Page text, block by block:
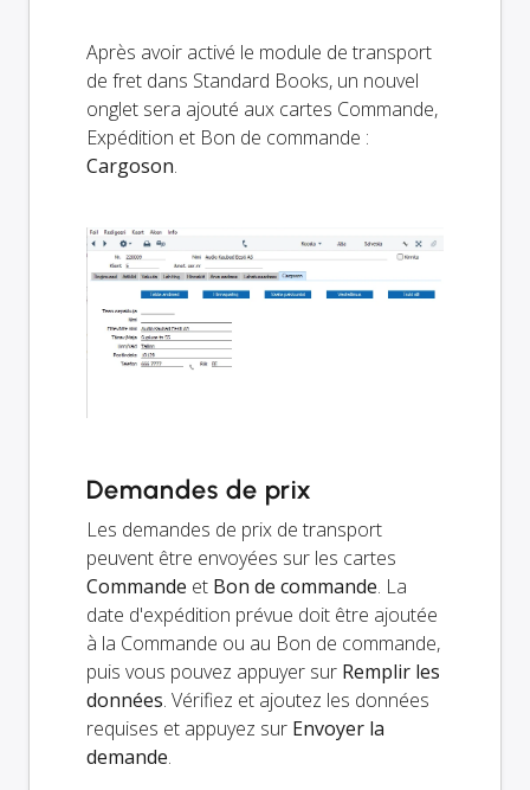
Après avoir activé le module de transport
de fret dans Standard Books, un nouvel
onglet sera ajouté aux cartes Commande,
Expédition et Bon de commande :
Cargoson.
Demandes de prix
Les demandes de prix de transport
peuvent être envoyées sur les cartes
Commande et Bon de commande. La
date d'expédition prévue doit être ajoutée
à la Commande ou au Bon de commande,
puis vous pouvez appuyer sur Remplir les
données. Vérifiez et ajoutez les données
requises et appuyez sur Envoyer la
demande.